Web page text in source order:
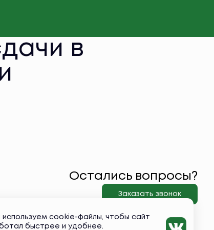
в
Остались вопросы?
Заказать звонок
cookie-файлы, чтобы сайт
быстрее и удобнее.